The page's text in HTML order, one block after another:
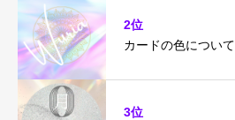
2位
カードの色について
3位